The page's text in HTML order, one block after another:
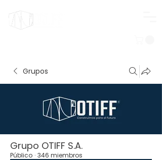
Grupos
Grupo OTIFF S.A.
Público · 346 miembros